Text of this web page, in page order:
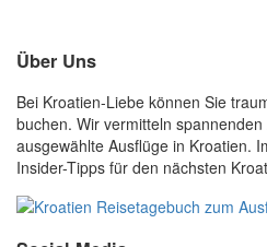
Über Uns
Bei Kroatien-Liebe können Sie
buchen. Wir vermitteln
ausgewählte Ausflüge in Kroatien.
Insider-Tipps für den nächsten